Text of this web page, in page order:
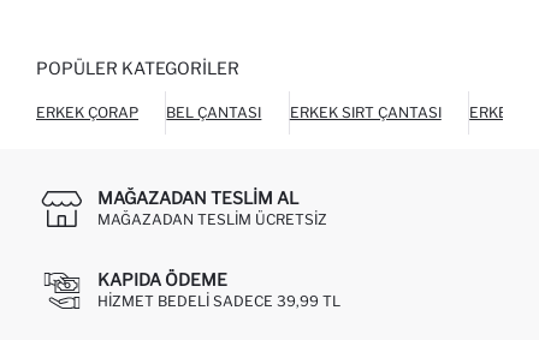
POPÜLER KATEGORILER
ERKEK ÇORAP BEL ÇANTASI ERKEK SIRT ÇANTASI ERKEK
MAĞAZADAN TESLIM AL
MAĞAZADAN TESLIM ÜCRETSIZ
KAPIDA ÖDEME
HIZMET BEDELI SADECE 39,99 TL